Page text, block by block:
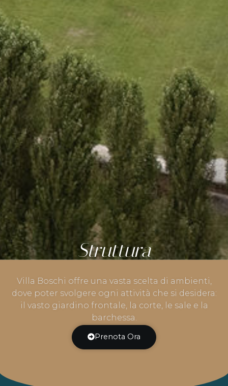
Struttura
Villa Boschi offre una vasta scelta di ambienti,
dove poter svolgere ogni attività che si desidera:
il vasto giardino frontale, la corte, le sale e la
barchessa.
Prenota Ora